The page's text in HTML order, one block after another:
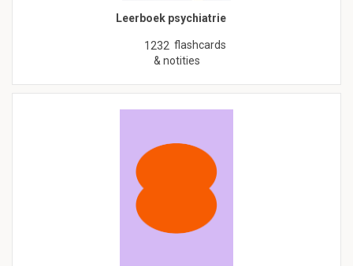
Leerboek psychiatrie
1232 flashcards
& notities